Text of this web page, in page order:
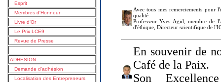
Esprit
Membres d'Honneur
Livre d'Or
Le Prix LCE9
Revue de Presse
ADHESION
Demande d'adhésion
Localisation des Entrepreneurs
Avec tous mes remerciements pour
qualité.
Professeur Yves Agid, membre de
d'éthique, Directeur scientifique de
En souvenir de
Café de la Paix.
Son